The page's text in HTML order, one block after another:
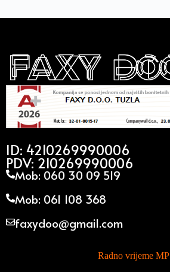
ID: 4210269990006
PDV: 210269990006
Mob: 060 30 09 519
Mob: 061 108 368
faxydoo@gmail.com
Radno vrijeme MP